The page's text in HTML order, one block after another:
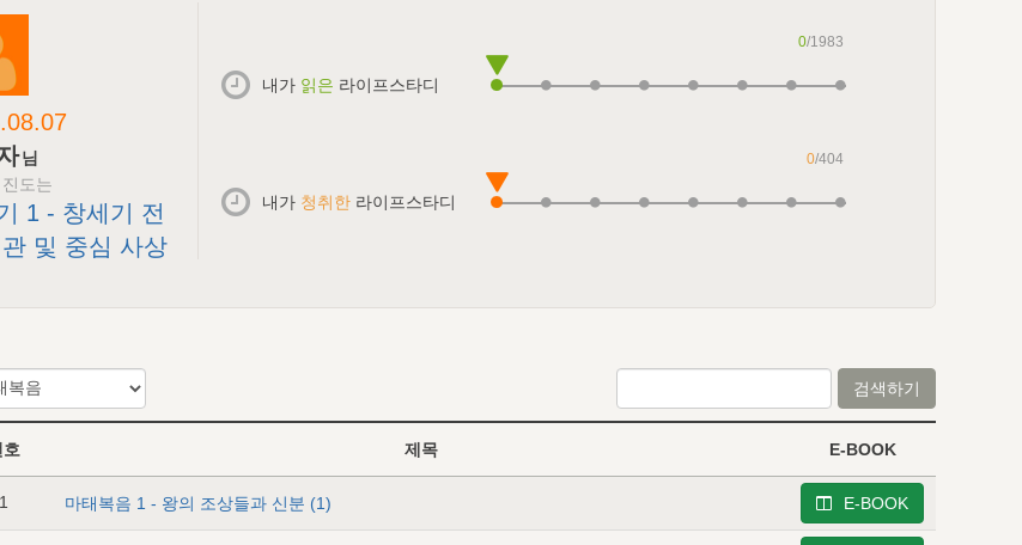
님
도는
1 - 창세기 전
및 중심 사상
내가 읽은 라이프스타디
0/1983
내가 청취한 라이프스타디
0/404
검색하기
호 제목 E-BOOK
1 마태복음 1 - 왕의 조상들과 신분 (1) E-BOOK